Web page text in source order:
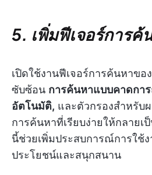
5. เพิ่มฟีเจอร์การค้
เปิดใช้งานฟีเจอร์การค้นหาข
ซับซ้อน การค้นหาแบบคาดกา
อัตโนมัติ, และตัวกรองสำหรับ
การค้นหาที่เรียบง่ายให้กลาย
นี้ช่วยเพิ่มประสบการณ์การใช้
ประโยชน์และสนุกสนาน